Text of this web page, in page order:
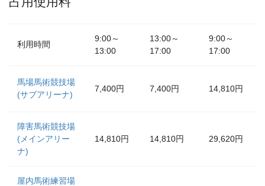
利用時間
9:00～
13:00
13:00～
17:00
9:00～
17:00
馬場馬術競技場
(サブアリーナ)
7,400円 7,400円 14,810円
障害馬術競技場
(メインアリー
ナ)
14,810円 14,810円 29,620円
屋内馬術練習場